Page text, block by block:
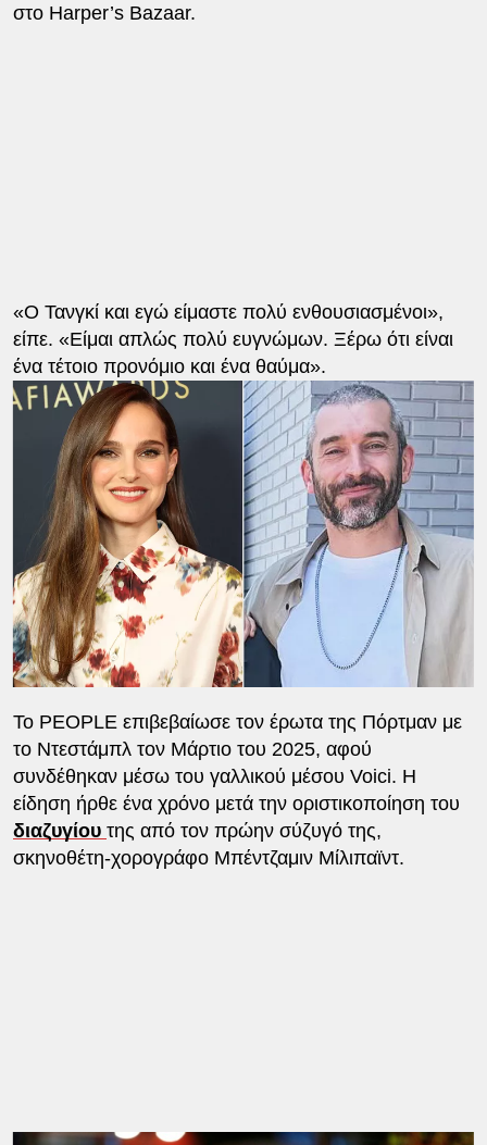
στο Harper’s Bazaar.
«Ο Τανγκί και εγώ είμαστε πολύ ενθουσιασμένοι»,
είπε. «Είμαι απλώς πολύ ευγνώμων. Ξέρω ότι είναι
ένα τέτοιο προνόμιο και ένα θαύμα».
Το PEOPLE επιβεβαίωσε τον έρωτα της Πόρτμαν με
το Ντεστάμπλ τον Μάρτιο του 2025, αφού
συνδέθηκαν μέσω του γαλλικού μέσου Voici. Η
είδηση ​​ήρθε ένα χρόνο μετά την οριστικοποίηση του
διαζυγίου της από τον πρώην σύζυγό της,
σκηνοθέτη-χορογράφο Μπέντζαμιν Μίλιπαϊντ.